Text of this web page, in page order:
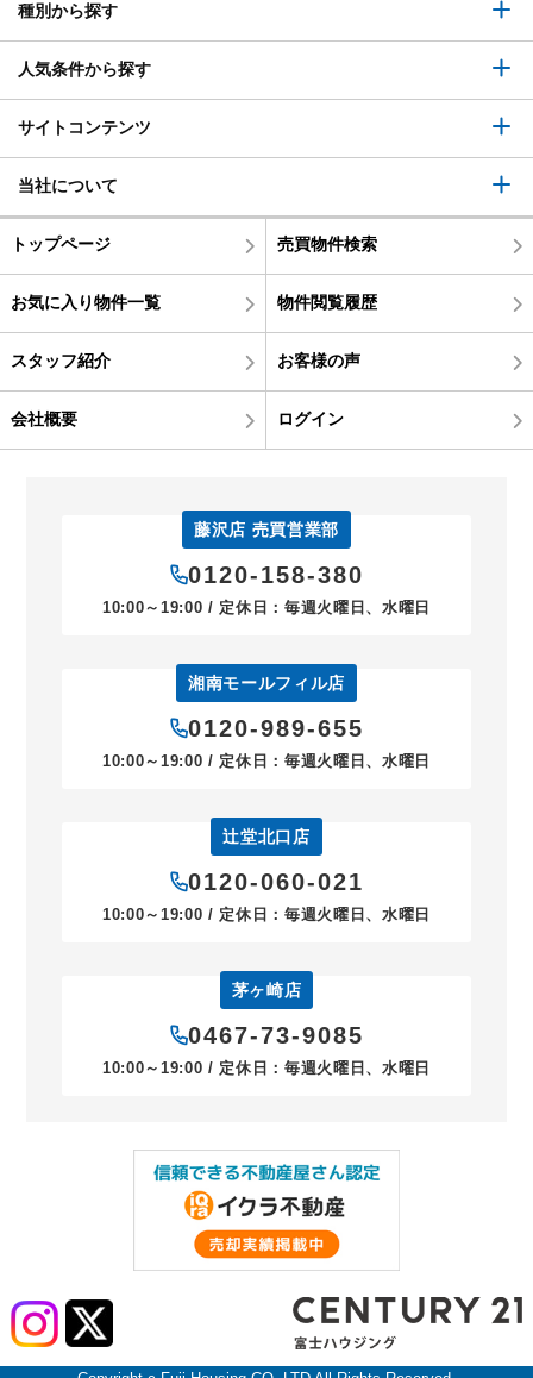
種別から探す
人気条件から探す
サイトコンテンツ
当社について
トップページ 売買物件検索
お気に入り物件一覧 物件閲覧履歴
スタッフ紹介 お客様の声
会社概要 ログイン
藤沢店 売買営業部
0120-158-380
10:00～19:00 / 定休日：毎週火曜日、水曜日
湘南モールフィル店
0120-989-655
10:00～19:00 / 定休日：毎週火曜日、水曜日
辻堂北口店
0120-060-021
10:00～19:00 / 定休日：毎週火曜日、水曜日
茅ヶ崎店
0467-73-9085
10:00～19:00 / 定休日：毎週火曜日、水曜日